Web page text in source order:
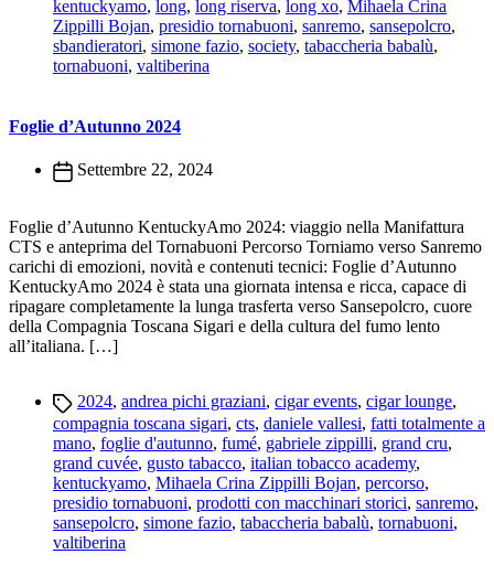
kentuckyamo, long, long riserva, long xo, Mihaela Crina
Zippilli Bojan, presidio tornabuoni, sanremo, sansepolcro,
sbandieratori, simone fazio, society, tabaccheria babalù,
tornabuoni, valtiberina
Foglie d’Autunno 2024
Settembre 22, 2024
Foglie d’Autunno KentuckyAmo 2024: viaggio nella Manifattura
CTS e anteprima del Tornabuoni Percorso Torniamo verso Sanremo
carichi di emozioni, novità e contenuti tecnici: Foglie d’Autunno
KentuckyAmo 2024 è stata una giornata intensa e ricca, capace di
ripagare completamente la lunga trasferta verso Sansepolcro, cuore
della Compagnia Toscana Sigari e della cultura del fumo lento
all’italiana. […]
Tags2024, andrea pichi graziani, cigar events, cigar lounge,
compagnia toscana sigari, cts, daniele vallesi, fatti totalmente a
mano, foglie d'autunno, fumé, gabriele zippilli, grand cru,
grand cuvée, gusto tabacco, italian tobacco academy,
kentuckyamo, Mihaela Crina Zippilli Bojan, percorso,
presidio tornabuoni, prodotti con macchinari storici, sanremo,
sansepolcro, simone fazio, tabaccheria babalù, tornabuoni,
valtiberina